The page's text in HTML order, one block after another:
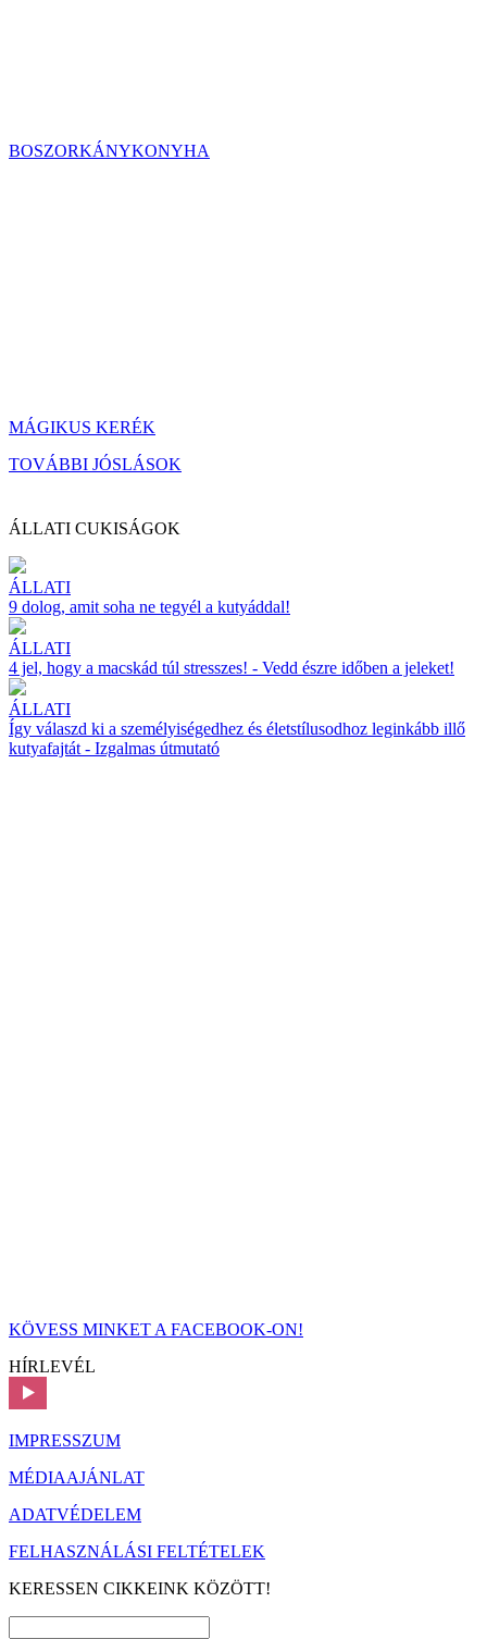
BOSZORKÁNYKONYHA
MÁGIKUS KERÉK
TOVÁBBI JÓSLÁSOK
ÁLLATI CUKISÁGOK
ÁLLATI
9 dolog, amit soha ne tegyél a kutyáddal!
ÁLLATI
4 jel, hogy a macskád túl stresszes! - Vedd észre időben a jeleket!
ÁLLATI
Így válaszd ki a személyiségedhez és életstílusodhoz leginkább illő
kutyafajtát - Izgalmas útmutató
KÖVESS MINKET A FACEBOOK-ON!
HÍRLEVÉL
IMPRESSZUM
MÉDIAAJÁNLAT
ADATVÉDELEM
FELHASZNÁLÁSI FELTÉTELEK
KERESSEN CIKKEINK KÖZÖTT!